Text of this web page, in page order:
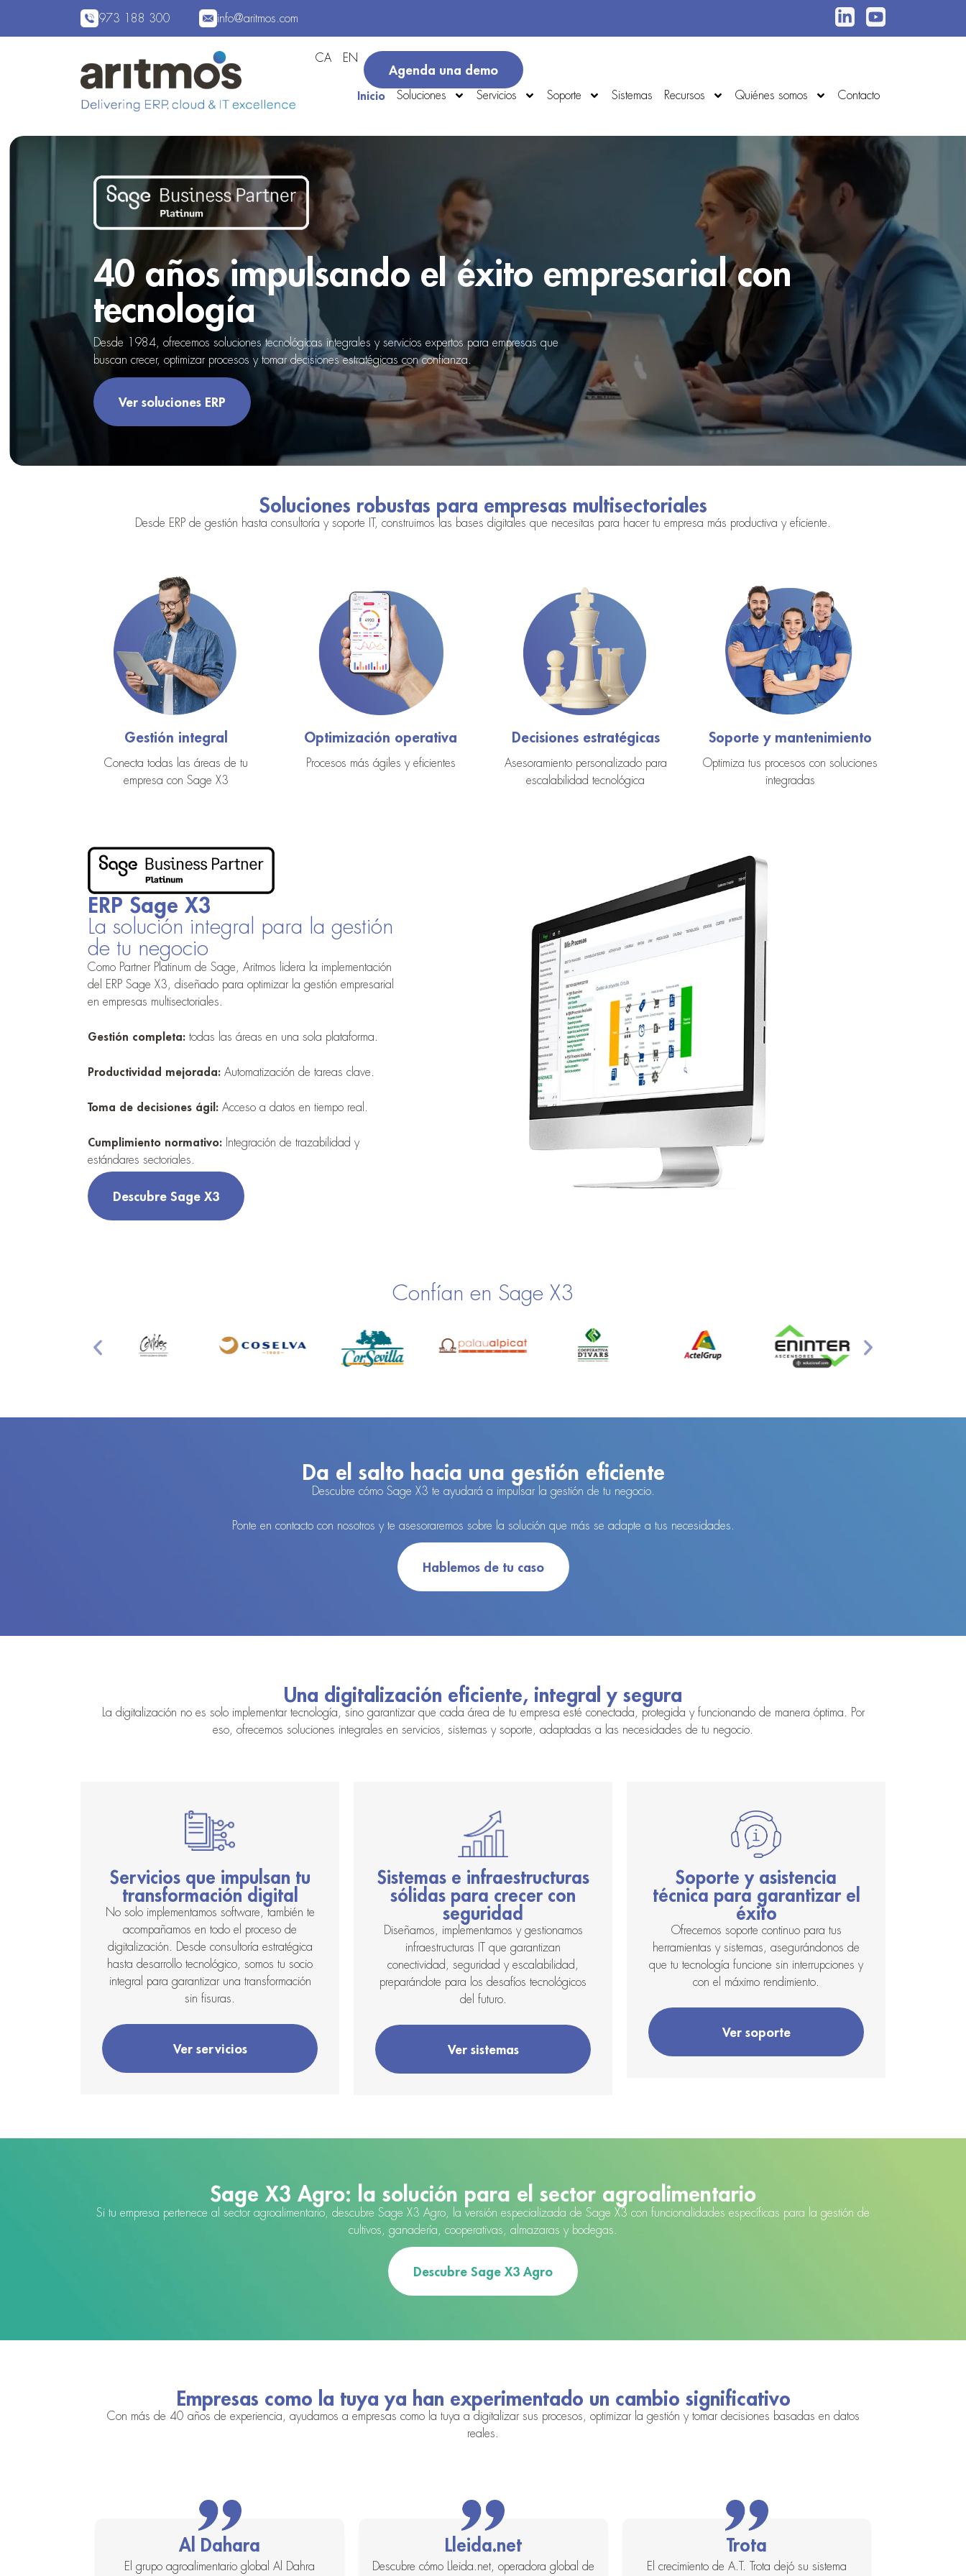
973 188 300 info@aritmos.com
CA EN
Agenda una demo
Inicio Soluciones Servicios Soporte Sistemas Recursos Quiénes somos Contacto
40 años impulsando el éxito empresarial con
tecnología
Desde 1984, ofrecemos soluciones tecnológicas integrales y servicios expertos para empresas que
buscan crecer, optimizar procesos y tomar decisiones estratégicas con confianza.
Ver soluciones ERP
Soluciones robustas para empresas multisectoriales
Desde ERP de gestión hasta consultoría y soporte IT, construimos las bases digitales que necesitas para hacer tu empresa más productiva y eficiente.
Gestión integral
Conecta todas las áreas de tu
empresa con Sage X3
Optimización operativa
Procesos más ágiles y eficientes
Decisiones estratégicas
Asesoramiento personalizado para
escalabilidad tecnológica
Soporte y mantenimiento
Optimiza tus procesos con soluciones
integradas
ERP Sage X3
La solución integral para la gestión
de tu negocio
Como Partner Platinum de Sage, Aritmos lidera la implementación
del ERP Sage X3, diseñado para optimizar la gestión empresarial
en empresas multisectoriales.
Gestión completa: todas las áreas en una sola plataforma.
Productividad mejorada: Automatización de tareas clave.
Toma de decisiones ágil: Acceso a datos en tiempo real.
Cumplimiento normativo: Integración de trazabilidad y
estándares sectoriales.
Descubre Sage X3
Confían en Sage X3
Da el salto hacia una gestión eficiente
Descubre cómo Sage X3 te ayudará a impulsar la gestión de tu negocio.
Ponte en contacto con nosotros y te asesoraremos sobre la solución que más se adapte a tus necesidades.
Hablemos de tu caso
Una digitalización eficiente, integral y segura
La digitalización no es solo implementar tecnología, sino garantizar que cada área de tu empresa esté conectada, protegida y funcionando de manera óptima. Por
eso, ofrecemos soluciones integrales en servicios, sistemas y soporte, adaptadas a las necesidades de tu negocio.
Servicios que impulsan tu
transformación digital
No solo implementamos software, también te
acompañamos en todo el proceso de
digitalización. Desde consultoría estratégica
hasta desarrollo tecnológico, somos tu socio
integral para garantizar una transformación
sin fisuras.
Ver servicios
Sistemas e infraestructuras
sólidas para crecer con
seguridad
Diseñamos, implementamos y gestionamos
infraestructuras IT que garantizan
conectividad, seguridad y escalabilidad,
preparándote para los desafíos tecnológicos
del futuro.
Ver sistemas
Soporte y asistencia
técnica para garantizar el
éxito
Ofrecemos soporte continuo para tus
herramientas y sistemas, asegurándonos de
que tu tecnología funcione sin interrupciones y
con el máximo rendimiento.
Ver soporte
Sage X3 Agro: la solución para el sector agroalimentario
Si tu empresa pertenece al sector agroalimentario, descubre Sage X3 Agro, la versión especializada de Sage X3 con funcionalidades específicas para la gestión de
cultivos, ganadería, cooperativas, almazaras y bodegas.
Descubre Sage X3 Agro
Empresas como la tuya ya han experimentado un cambio significativo
Con más de 40 años de experiencia, ayudamos a empresas como la tuya a digitalizar sus procesos, optimizar la gestión y tomar decisiones basadas en datos
reales.
Al Dahara
El grupo agroalimentario global Al Dahra
Lleida.net
Descubre cómo Lleida.net, operadora global de
Trota
El crecimiento de A.T. Trota dejó su sistema